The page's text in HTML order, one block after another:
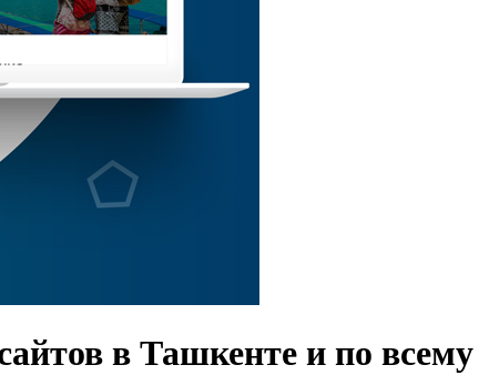
в Ташкенте и по